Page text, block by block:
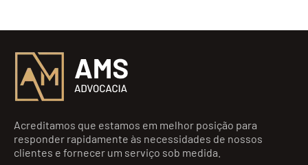
Acreditamos que estamos em melhor posição para
responder rapidamente às necessidades de nossos
clientes e fornecer um serviço sob medida.